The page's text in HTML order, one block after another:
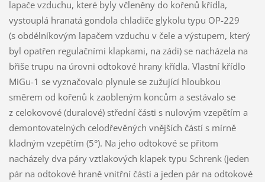
lapače vzduchu, které byly včleněny do kořenů křídla,
vystouplá hranatá gondola chladiče glykolu typu OP-229
(s obdélníkovým lapačem vzduchu v čele a výstupem, který
byl opatřen regulačními klapkami, na zádi) se nacházela na
břiše trupu na úrovni odtokové hrany křídla. Vlastní křídlo
MiGu-1 se vyznačovalo plynule se zužující hloubkou
směrem od kořenů k zaobleným koncům a sestávalo se
z celokovové (duralové) střední části s nulovým vzepětím a
demontovatelných celodřevěných vnějších částí s mírně
kladným vzepětím (5°). Na jeho odtokové se přitom
nacházely dva páry vztlakových klapek typu Schrenk (jeden
pár na odtokové hraně vnitřní části a jeden pár na odtokové